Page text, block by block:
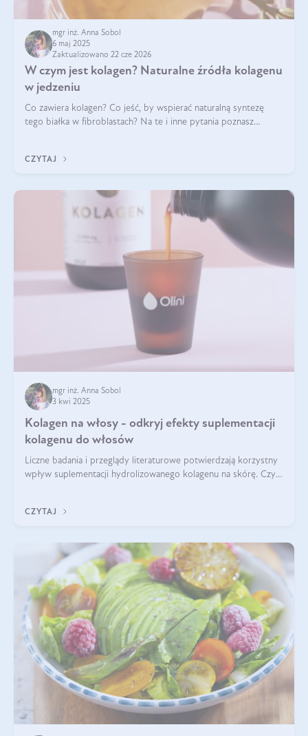
mgr inż. Anna Sobol
6 maj 2025
Zaktualizowano 22 cze 2026
W czym jest kolagen? Naturalne źródła kolagenu
w jedzeniu
Co zawiera kolagen? Co jeść, by wspierać naturalną syntezę
tego białka w fibroblastach? Na te i inne pytania poznasz
CZYTAJ
mgr inż. Anna Sobol
3 kwi 2025
Kolagen na włosy - odkryj efekty suplementacji
kolagenu do włosów
Liczne badania i przeglądy literaturowe potwierdzają korzystny
wpływ suplementacji hydrolizowanego kolagenu na skórę. Czy
CZYTAJ